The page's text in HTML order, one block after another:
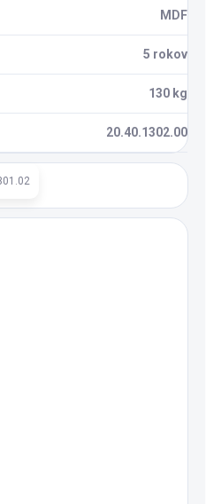
MDF
5 rokov
130 kg
20.40.1302.00